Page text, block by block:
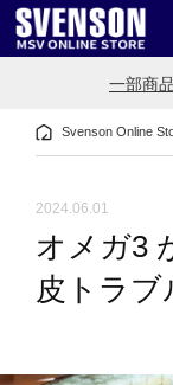
一部商
Svenson Online
2024.06.01
オメガ3
皮トラブ